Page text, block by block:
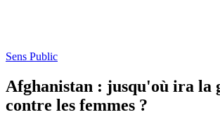
Sens Public
Afghanistan : jusqu'où ira la
contre les femmes ?